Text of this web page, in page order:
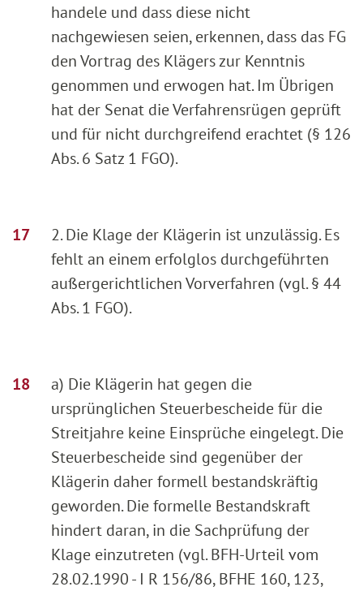
handele und dass diese nicht
nachgewiesen seien, erkennen, dass das FG
den Vortrag des Klägers zur Kenntnis
genommen und erwogen hat. Im Übrigen
hat der Senat die Verfahrensrügen geprüft
und für nicht durchgreifend erachtet (§ 126
Abs. 6 Satz 1 FGO).
2. Die Klage der Klägerin ist unzulässig. Es
fehlt an einem erfolglos durchgeführten
außergerichtlichen Vorverfahren (vgl. § 44
Abs. 1 FGO).
a) Die Klägerin hat gegen die
ursprünglichen Steuerbescheide für die
Streitjahre keine Einsprüche eingelegt. Die
Steuerbescheide sind gegenüber der
Klägerin daher formell bestandskräftig
geworden. Die formelle Bestandskraft
hindert daran, in die Sachprüfung der
Klage einzutreten (vgl. BFH-Urteil vom
28.02.1990 - I R 156/86, BFHE 160, 123,